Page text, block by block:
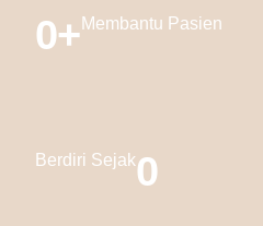
0+ Membantu Pasien
Berdiri Sejak0